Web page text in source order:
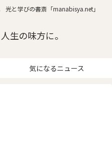
光と学びの書斎「manabisya.net」
生の味方に。
気になるニュース